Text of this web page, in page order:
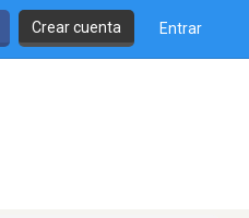
Crear cuenta Entrar